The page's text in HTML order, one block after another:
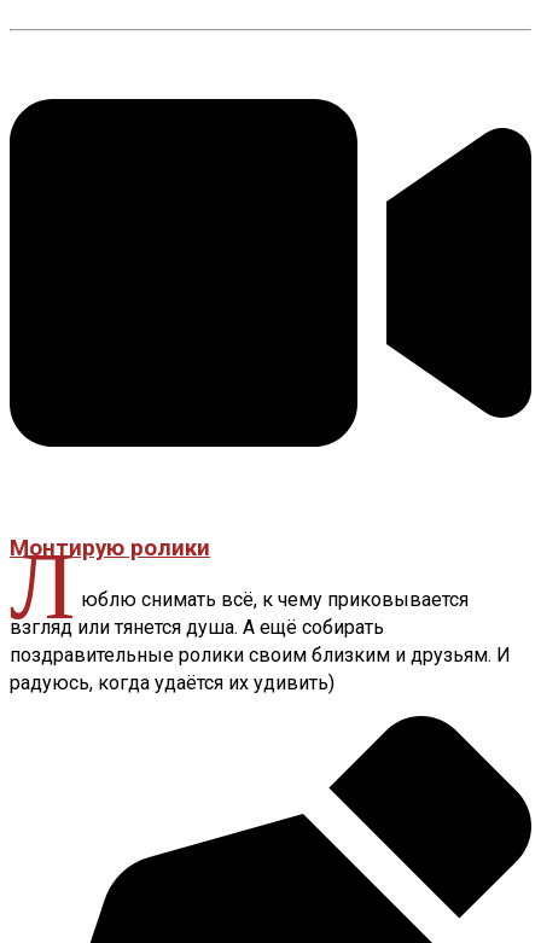
Монтирую ролики
Л юблю снимать всё, к чему приковывается
взгляд или тянется душа. А ещё собирать
поздравительные ролики своим близким и друзьям. И
радуюсь, когда удаётся их удивить)